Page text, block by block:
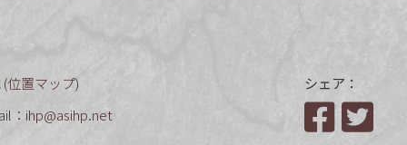
位置マップ)
： ihp@asihp.net
シェア：
Facebook